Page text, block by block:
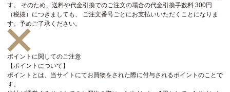
す。 そのため、送料や代金引換でのご注文の場合の代金引換手数料 300円
（税抜）につきましても、 ご注文番号ごとにお支払いいただくことになりま
す。予めご了承ください。
ポイントに関してのご注意
【ポイントについて】
ポイントとは、当サイトにてお買物をされた際に付与されるポイントのことで
す。